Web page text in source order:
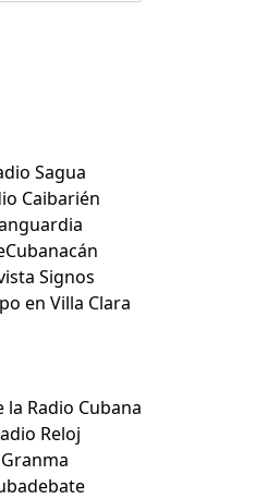
Sagua
Caibarién
Signos
en Villa Clara
la Radio Cubana
Reloj
Granma